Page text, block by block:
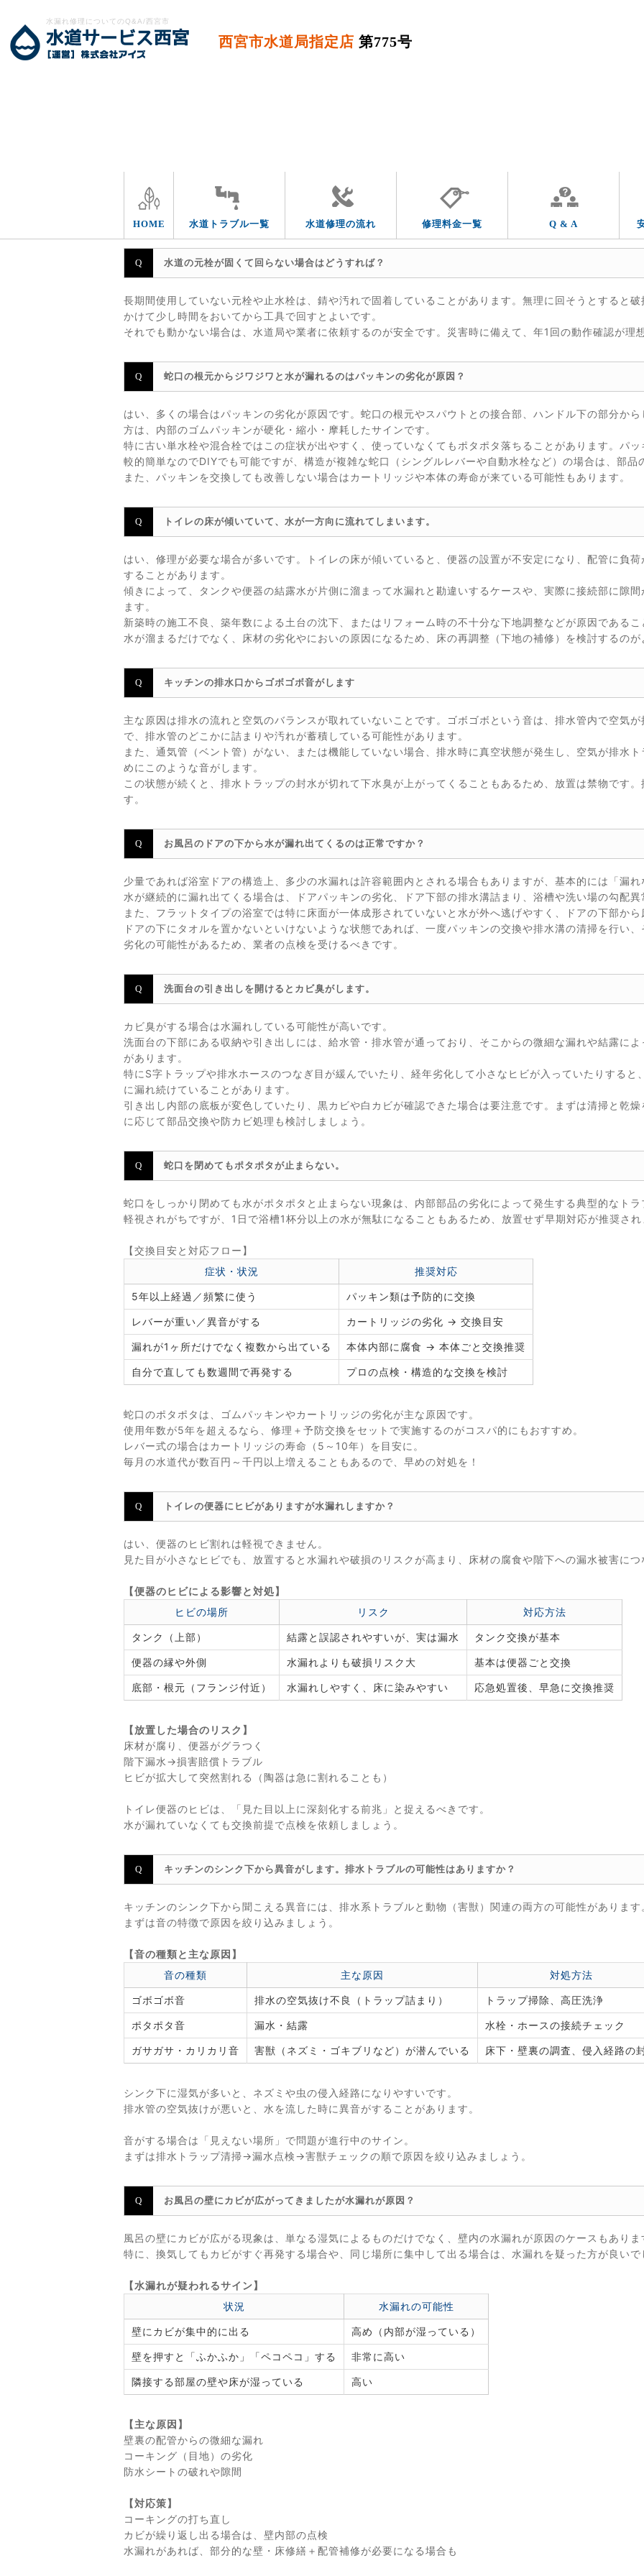
水漏れ修理についてのQ&A/西宮市
西宮市水道局指定店 第775号
HOME 水道トラブル一覧 水道修理の流れ 修理料金一覧 Q & A
QUESTION & ANSWER
水道の元栓が固くて回らない場合はどうすれば？
長期間使用していない元栓や止水栓は、錆や汚れで固着していることがあります。無理に回そうとすると
かけて少し時間をおいてから工具で回すとよいです。
それでも動かない場合は、水道局や業者に依頼するのが安全です。災害時に備えて、年1回の動作確認が理
蛇口の根元からジワジワと水が漏れるのはパッキンの劣化が原因？
はい、多くの場合はパッキンの劣化が原因です。蛇口の根元やスパウトとの接合部、ハンドル下の部分か
方は、内部のゴムパッキンが硬化・縮小・摩耗したサインです。
特に古い単水栓や混合栓ではこの症状が出やすく、使っていなくてもポタポタ落ちることがあります。パ
較的簡単なのでDIYでも可能ですが、構造が複雑な蛇口（シングルレバーや自動水栓など）の場合は、部品
また、パッキンを交換しても改善しない場合はカートリッジや本体の寿命が来ている可能性もあります。
トイレの床が傾いていて、水が一方向に流れてしまいます。
はい、修理が必要な場合が多いです。トイレの床が傾いていると、便器の設置が不安定になり、配管に負
することがあります。
傾きによって、タンクや便器の結露水が片側に溜まって水漏れと勘違いするケースや、実際に接続部に隙
ます。
新築時の施工不良、築年数による土台の沈下、またはリフォーム時の不十分な下地調整などが原因である
水が溜まるだけでなく、床材の劣化やにおいの原因になるため、床の再調整（下地の補修）を検討するの
キッチンの排水口からゴボゴボ音がします
主な原因は排水の流れと空気のバランスが取れていないことです。ゴボゴボという音は、排水管内で空気
で、排水管のどこかに詰まりや汚れが蓄積している可能性があります。
また、通気管（ベント管）がない、または機能していない場合、排水時に真空状態が発生し、空気が排水
めにこのような音がします。
この状態が続くと、排水トラップの封水が切れて下水臭が上がってくることもあるため、放置は禁物です
す。
お風呂のドアの下から水が漏れ出てくるのは正常ですか？
少量であれば浴室ドアの構造上、多少の水漏れは許容範囲内とされる場合もありますが、基本的には「漏
水が継続的に漏れ出てくる場合は、ドアパッキンの劣化、ドア下部の排水溝詰まり、浴槽や洗い場の勾配
また、フラットタイプの浴室では特に床面が一体成形されていないと水が外へ逃げやすく、ドアの下部か
ドアの下にタオルを置かないといけないような状態であれば、一度パッキンの交換や排水溝の清掃を行い
劣化の可能性があるため、業者の点検を受けるべきです。
洗面台の引き出しを開けるとカビ臭がします。
カビ臭がする場合は水漏れしている可能性が高いです。
洗面台の下部にある収納や引き出しには、給水管・排水管が通っており、そこからの微細な漏れや結露に
があります。
特にS字トラップや排水ホースのつなぎ目が緩んでいたり、経年劣化して小さなヒビが入っていたりする
に漏れ続けていることがあります。
引き出し内部の底板が変色していたり、黒カビや白カビが確認できた場合は要注意です。まずは清掃と乾
に応じて部品交換や防カビ処理も検討しましょう。
蛇口を閉めてもポタポタが止まらない。
蛇口をしっかり閉めても水がポタポタと止まらない現象は、内部部品の劣化によって発生する典型的なト
軽視されがちですが、1日で浴槽1杯分以上の水が無駄になることもあるため、放置せず早期対応が推奨さ
【交換目安と対応フロー】
症状・状況
推奨対応
5年以上経過／頻繁に使う パッキン類は予防的に交換
レバーが重い／異音がする カートリッジの劣化 → 交換目安
漏れが1ヶ所だけでなく複数から出ている 本体内部に腐食 → 本体ごと交換推奨
自分で直しても数週間で再発する プロの点検・構造的な交換を検討
蛇口のポタポタは、ゴムパッキンやカートリッジの劣化が主な原因です。
使用年数が5年を超えるなら、修理＋予防交換をセットで実施するのがコスパ的にもおすすめ。
レバー式の場合はカートリッジの寿命（5～10年）を目安に。
毎月の水道代が数百円～千円以上増えることもあるので、早めの対処を！
トイレの便器にヒビがありますが水漏れしますか？
はい、便器のヒビ割れは軽視できません。
見た目が小さなヒビでも、放置すると水漏れや破損のリスクが高まり、床材の腐食や階下への漏水被害に
【便器のヒビによる影響と対処】
ヒビの場所
リスク 対応方法
タンク（上部） 結露と誤認されやすいが、実は漏水 タンク交換が基本
便器の縁や外側 水漏れよりも破損リスク大 基本は便器ごと交換
底部・根元（フランジ付近） 水漏れしやすく、床に染みやすい 応急処置後、早急に交換推奨
【放置した場合のリスク】
床材が腐り、便器がグラつく
階下漏水→損害賠償トラブル
ヒビが拡大して突然割れる（陶器は急に割れることも）
トイレ便器のヒビは、「見た目以上に深刻化する前兆」と捉えるべきです。
水が漏れていなくても交換前提で点検を依頼しましょう。
キッチンのシンク下から異音がします。排水トラブルの可能性はありますか？
キッチンのシンク下から聞こえる異音には、排水系トラブルと動物（害獣）関連の両方の可能性があります
まずは音の特徴で原因を絞り込みましょう。
【音の種類と主な原因】
音の種類
主な原因 対処方法
ゴボゴボ音 排水の空気抜け不良（トラップ詰まり） トラップ掃除、高圧洗浄
ポタポタ音 漏水・結露 水栓・ホースの接続チェック
ガサガサ・カリカリ音 害獣（ネズミ・ゴキブリなど）が潜んでいる 床下・壁裏の調査、侵入経路の
シンク下に湿気が多いと、ネズミや虫の侵入経路になりやすいです。
排水管の空気抜けが悪いと、水を流した時に異音がすることがあります。
音がする場合は「見えない場所」で問題が進行中のサイン。
まずは排水トラップ清掃→漏水点検→害獣チェックの順で原因を絞り込みましょう。
お風呂の壁にカビが広がってきましたが水漏れが原因？
風呂の壁にカビが広がる現象は、単なる湿気によるものだけでなく、壁内の水漏れが原因のケースもありま
特に、換気してもカビがすぐ再発する場合や、同じ場所に集中して出る場合は、水漏れを疑った方が良いで
【水漏れが疑われるサイン】
状況
水漏れの可能性
壁にカビが集中的に出る 高め（内部が湿っている）
壁を押すと「ふかふか」「ペコペコ」する 非常に高い
隣接する部屋の壁や床が湿っている 高い
【主な原因】
壁裏の配管からの微細な漏れ
コーキング（目地）の劣化
防水シートの破れや隙間
【対応策】
コーキングの打ち直し
カビが繰り返し出る場合は、壁内部の点検
水漏れがあれば、部分的な壁・床修繕＋配管補修が必要になる場合も